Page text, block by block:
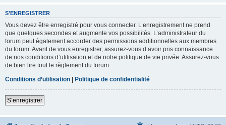
S’ENREGISTRER
Vous devez être enregistré pour vous connecter. L’enregistrement ne prend
que quelques secondes et augmente vos possibilités. L’administrateur du
forum peut également accorder des permissions additionnelles aux membres
du forum. Avant de vous enregistrer, assurez-vous d’avoir pris connaissance
de nos conditions d’utilisation et de notre politique de vie privée. Assurez-vous
de bien lire tout le règlement du forum.
Conditions d’utilisation | Politique de confidentialité
S’enregistrer